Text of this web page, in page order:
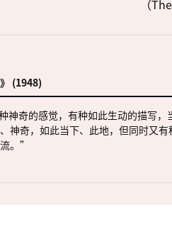
（
(1948)
神奇的感觉，有种如此生动的描写，
神奇，如此当下、此地，但同时又有
。”